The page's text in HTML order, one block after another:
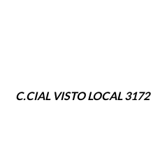
C.CIAL VISTO LOCAL 3172